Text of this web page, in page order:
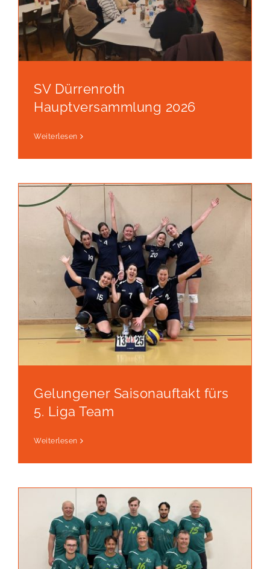
SV Dürrenroth
Hauptversammlung 2026
Weiterlesen
Gelungener Saisonauftakt fürs
5. Liga Team
Weiterlesen